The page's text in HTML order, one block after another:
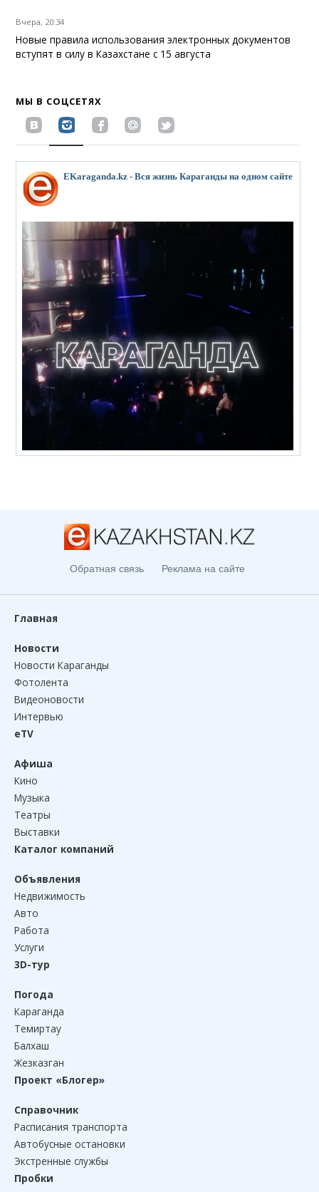
Вчера, 20:34
Новые правила использования электронных документов
вступят в силу в Казахстане с 15 августа
МЫ В СОЦСЕТЯХ
EKaraganda.kz - Вся жизнь Караганды на одном сайте
Обратная связь Реклама на сайте
Главная
Новости
Новости Караганды
Фотолента
Видеоновости
Интервью
eTV
Афиша
Кино
Музыка
Театры
Выставки
Каталог компаний
Объявления
Недвижимость
Авто
Работа
Услуги
3D-тур
Погода
Караганда
Темиртау
Балхаш
Жезказган
Проект «Блогер»
Справочник
Расписания транспорта
Автобусные остановки
Экстренные службы
Пробки